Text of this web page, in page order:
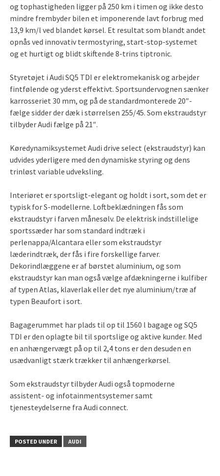
og tophastigheden ligger på 250 km i timen og ikke desto
mindre frembyder bilen et imponerende lavt forbrug med
13,9 km/l ved blandet kørsel. Et resultat som blandt andet
opnås ved innovativ termostyring, start-stop-systemet
og et hurtigt og blidt skiftende 8-trins tiptronic.
Styretøjet i Audi SQ5 TDI er elektromekanisk og arbejder
fintfølende og yderst effektivt. Sportsundervognen sænker
karrosseriet 30 mm, og på de standardmonterede 20″-
fælge sidder der dæk i størrelsen 255/45. Som ekstraudstyr
tilbyder Audi fælge på 21″.
Køredynamiksystemet Audi drive select (ekstraudstyr) kan
udvides yderligere med den dynamiske styring og dens
trinløst variable udveksling.
Interiøret er sportsligt-elegant og holdt i sort, som det er
typisk for S-modellerne. Loftbeklædningen fås som
ekstraudstyr i farven månesølv. De elektrisk indstillelige
sportssæder har som standard indtræk i
perlenappa/Alcantara eller som ekstraudstyr
læderindtræk, der fås i fire forskellige farver.
Dekorindlæggene er af børstet aluminium, og som
ekstraudstyr kan man også vælge afdækningerne i kulfiber
af typen Atlas, klaverlak eller det nye aluminium/træ af
typen Beaufort i sort.
Bagagerummet har plads til op til 1560 l bagage og SQ5
TDI er den oplagte bil til sportslige og aktive kunder. Med
en anhængervægt på op til 2,4 tons er den desuden en
usædvanligt stærk trækker til anhængerkørsel.
Som ekstraudstyr tilbyder Audi også topmoderne
assistent- og infotainmentsystemer samt
tjenesteydelserne fra Audi connect.
POSTED UNDER AUDI